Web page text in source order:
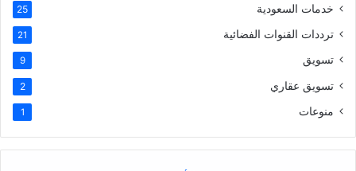
خدمات السعودية 25
ترددات القنوات الفضائية 21
تسويق 9
تسويق عقاري 2
منوعات 1